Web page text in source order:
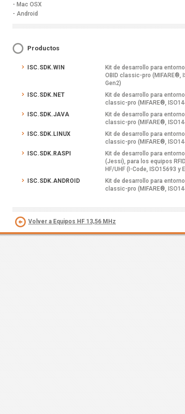
- Mac OSX
- Android
Productos
ISC.SDK.WIN
Kit de desarrollo para
OBID classic-pro (MIFARE®,
Gen2)
ISC.SDK.NET
Kit de desarrollo para
classic-pro (MIFARE®,
ISC.SDK.JAVA
Kit de desarrollo para
classic-pro (MIFARE®,
ISC.SDK.LINUX
Kit de desarrollo para
classic-pro (MIFARE®,
ISC.SDK.RASPI
Kit de desarrollo para
(Jessi), para los equipos
HF/UHF (I-Code, ISO15693 y
ISC.SDK.ANDROID
Kit de desarrollo para
classic-pro (MIFARE®,
Volver a Equipos HF 13,56 MHz